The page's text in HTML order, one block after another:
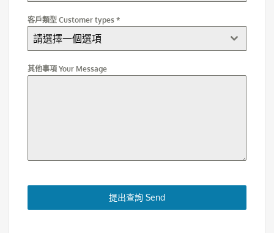
客戶類型 Customer types *
請選擇一個選項
其他事項 Your Message
提出查詢 Send